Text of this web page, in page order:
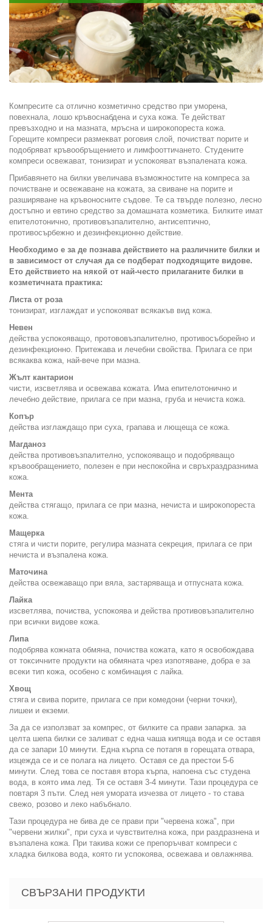
Компресите са отлично козметично средство при уморена,
повехнала, лошо кръвоснабдена и суха кожа. Те действат
превъзходно и на мазната, мръсна и широкопореста кожа.
Горещите компреси размекват роговия слой, почистват порите и
подобряват кръвообръщението и лимфооттичането. Студените
компреси освежават, тонизират и успокояват възпалената кожа.
Прибавянето на билки увеличава възможностите на компреса за
почистване и освежаване на кожата, за свиване на порите и
разширяване на кръвоносните съдове. Те са твърде полезно, лесно
достъпно и евтино средство за домашната козметика. Билките имат
епителотонично, противовъзпалително, антисептично,
противосърбежно и дезинфекционно действие.
Необходимо е за де познава действието на различните билки и
в зависимост от случая да се подберат подходящите видове.
Ето действието на някой от най-често прилаганите билки в
козметичната практика:
Листа от роза
тонизират, изглаждат и успокояват всякакъв вид кожа.
Невен
действа успокояващо, протововъзпалително, противосъборейно и
дезинфекционно. Притежава и лечебни свойства. Прилага се при
всякаква кожа, най-вече при мазна.
Жълт кантарион
чисти, изсветлява и освежава кожата. Има епителотонично и
лечебно действие, прилага се при мазна, груба и нечиста кожа.
Копър
действа изглаждащо при суха, грапава и лющеща се кожа.
Магданоз
действа противовъзпалително, успокояващо и подобряващо
кръвообращението, полезен е при неспокойна и свръхраздразнима
кожа.
Мента
действа стягащо, прилага се при мазна, нечиста и широкопореста
кожа.
Мащерка
стяга и чисти порите, регулира мазната секреция, прилага се при
нечиста и възпалена кожа.
Маточина
действа освежаващо при вяла, застаряваща и отпусната кожа.
Лайка
изсветлява, почиства, успокоява и действа противовъзпалително
при всички видове кожа.
Липа
подобрява кожната обмяна, почиства кожата, като я освобождава
от токсичните продукти на обмяната чрез изпотяване, добра е за
всеки тип кожа, особено с комбинация с лайка.
Хвощ
стяга и свива порите, прилага се при комедони (черни точки),
лишеи и екземи.
За да се използват за компрес, от билките са прави запарка. за
целта шепа билки се заливат с една чаша кипяща вода и се оставя
да се запари 10 минути. Една кърпа се потапя в горещата отвара,
изцежда се и се полага на лицето. Оставя се да престои 5-6
минути. След това се поставя втора кърпа, напоена със студена
вода, в която има лед. Тя се оставя 3-4 минути. Тази процедура се
повтаря 3 пъти. След нея умората изчезва от лицето - то става
свежо, розово и леко набъбнало.
Тази процедура не бива де се прави при "червена кожа", при
"червени жилки", при суха и чувствителна кожа, при раздразнена и
възпалена кожа. При такива кожи се препоръчват компреси с
хладка билкова вода, която ги успокоява, освежава и овлажнява.
СВЪРЗАНИ ПРОДУКТИ